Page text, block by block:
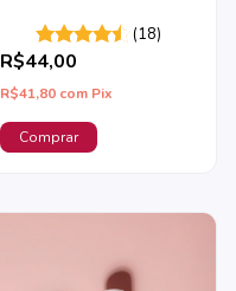
(18)
R$44,00
R$41,80 com Pix